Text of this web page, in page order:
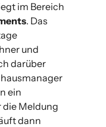
im Bereich
. Das
und
darüber
ein
Meldung
dann